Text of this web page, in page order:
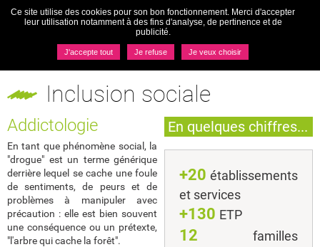
Pôles
Inclusion sociale
Addictologie
En tant que phénomène social, la
"drogue" est un terme générique
derrière lequel se cache une foule
de sentiments, de peurs et de
problèmes à manipuler avec
précaution : elle est bien souvent
une conséquence ou un prétexte,
"l'arbre qui cache la forêt".
En quelques chiffres...
+20 établissements
et services
+130 ETP
12
familles
Ce site utilise des cookies pour son bon fonctionnement. Merci d'accepter
leur utilisation notamment à des fins d'analyse, de pertinence et de
publicité.
J'accepte tout Je refuse Je veux choisir